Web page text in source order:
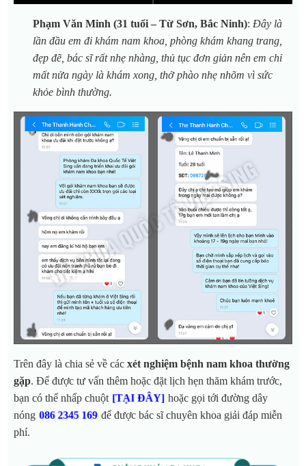
Phạm Văn Minh (31 tuổi – Từ Sơn, Bắc Ninh): Đây là
lần đầu em đi khám nam khoa, phòng khám khang trang,
đẹp đẽ, bác sĩ rất nhẹ nhàng, thủ tục đơn giản nên em chỉ
mất nửa ngày là khám xong, thở phào nhẹ nhõm vì sức
khỏe bình thường.
Trên đây là chia sẻ về các xét nghiệm bệnh nam khoa thường
gặp. Để được tư vấn thêm hoặc đặt lịch hẹn thăm khám trước,
bạn có thể nhấp chuột [TẠI ĐÂY] hoặc gọi tới đường dây
nóng 086 2345 169 để được bác sĩ chuyên khoa giải đáp miễn
phí.